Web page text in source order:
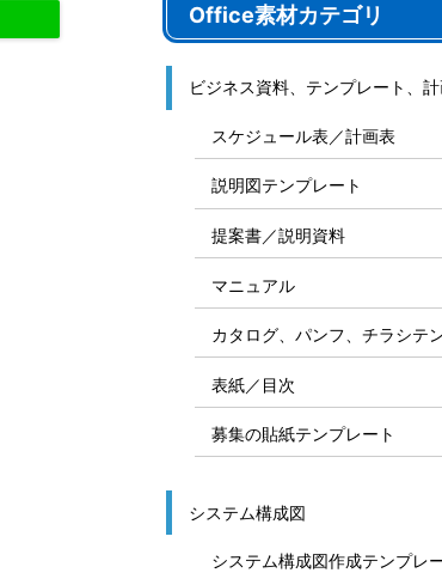
Office素材カテゴリ
ビジネス資料、テンプレート、
スケジュール表／計画表
説明図テンプレート
提案書／説明資料
マニュアル
カタログ、パンフ、チラシテ
表紙／目次
募集の貼紙テンプレート
システム構成図
システム構成図作成テンプレ